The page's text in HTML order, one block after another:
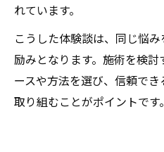
れています。
こうした体験談は、同じ悩
励みとなります。施術を検
ースや方法を選び、信頼で
取り組むことがポイントです。